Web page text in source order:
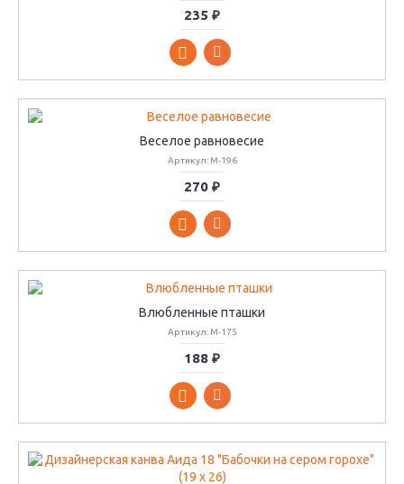
235 ₽
Веселое равновесие
Артикул: М-196
270 ₽
Влюбленные пташки
Артикул: М-175
188 ₽